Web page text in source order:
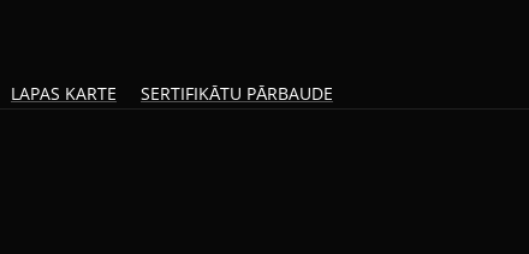
LAPAS KARTE SERTIFIKĀTU PĀRBAUDE